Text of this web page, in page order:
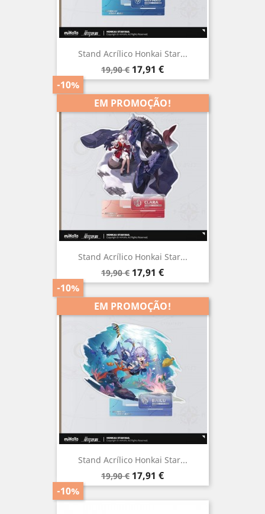
Stand Acrílico Honkai Star...
Preço
normal
19,90 €
-10%
Preço
17,91 €
Stand Acrílico Honkai Star...
Preço
normal
19,90 €
-10%
Preço
17,91 €
EM PROMOÇÃO!
Stand Acrílico Honkai Star...
Preço
normal
19,90 €
-10%
Preço
17,91 €
EM PROMOÇÃO!